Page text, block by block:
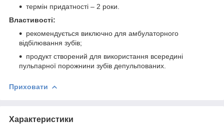
термін придатності – 2 роки.
Властивості:
рекомендується виключно для амбулаторного
відбілювання зубів;
продукт створений для використання всередині
пульпарної порожнини зубів депульпованих.
Приховати
Характеристики